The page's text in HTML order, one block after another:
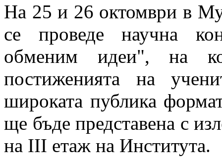
На 25 и 26 октомври в
се проведе научна
обменим идеи", на
постиженията на
широката публика
ще бъде представена с
на III етаж на Института.